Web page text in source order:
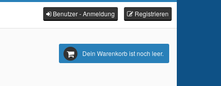
Benutzer - Anmeldung Registrieren
Dein Warenkorb ist noch leer.